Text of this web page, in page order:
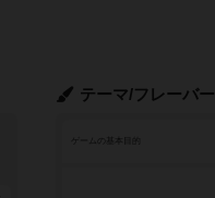
テーマ/フレーバー
ゲームの基本目的